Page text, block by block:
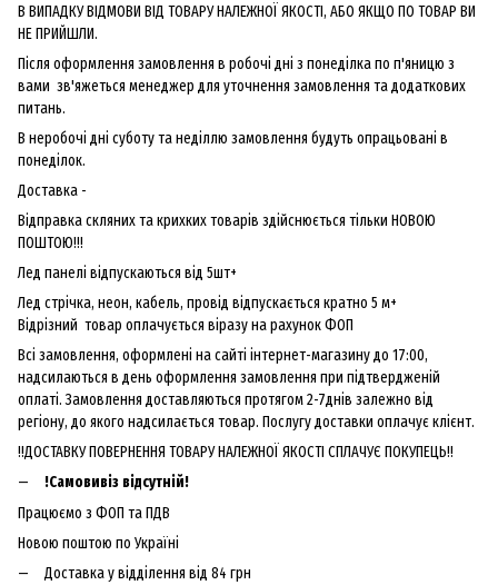
В ВИПАДКУ ВІДМОВИ ВІД ТОВАРУ НАЛЕЖНОЇ ЯКОСТІ, АБО ЯКЩО ПО ТОВАР ВИ
НЕ ПРИЙШЛИ.
Після оформлення замовлення в робочі дні з понеділка по п'яницю з
вами зв'яжеться менеджер для уточнення замовлення та додаткових
питань.
В неробочі дні суботу та неділлю замовлення будуть опрацьовані в
понеділок.
Доставка -
Відправка скляних та крихких товарів здійснюється тільки НОВОЮ
ПОШТОЮ!!!
Лед панелі відпускаються від 5шт+
Лед стрічка, неон, кабель, провід відпускається кратно 5 м+
Відрізний товар оплачується віразу на рахунок ФОП
Всі замовлення, оформлені на сайті інтернет-магазину до 17:00,
надсилаються в день оформлення замовлення при підтвердженій
оплаті. Замовлення доставляються протягом 2-7днів залежно від
регіону, до якого надсилається товар. Послугу доставки оплачує клієнт.
!!ДОСТАВКУ ПОВЕРНЕННЯ ТОВАРУ НАЛЕЖНОЇ ЯКОСТІ СПЛАЧУЄ ПОКУПЕЦЬ!!
!Самовивіз відсутній!
Працюємо з ФОП та ПДВ
Новою поштою по Україні
Доставка у відділення від 84 грн